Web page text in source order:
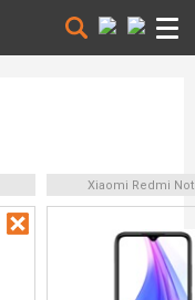
Xiaomi Redmi